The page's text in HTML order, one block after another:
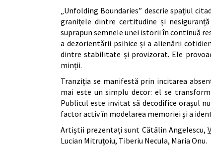
„Unfolding Boundaries” descrie spațiul
granițele dintre certitudine și
suprapun semnele unei istorii în continuă
a dezorientării psihice și a alienării
dintre stabilitate și provizorat. Ele
minții.
Tranziția se manifestă prin incitarea
mai este un simplu decor: el se
Publicul este invitat să decodifice orașul
factor activ în modelarea memoriei și a
Artiștii prezentați sunt Cătălin Angelescu,
Lucian Mitruțoiu, Tiberiu Necula, Maria Onu.